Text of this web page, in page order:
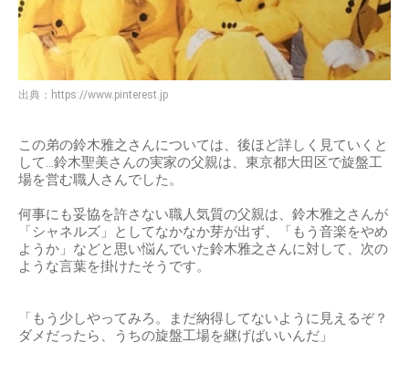
出典： https://www.pinterest.jp
この弟の鈴木雅之さんについては、後ほど詳しく見ていくと
して…鈴木聖美さんの実家の父親は、東京都大田区で旋盤工
場を営む職人さんでした。
何事にも妥協を許さない職人気質の父親は、鈴木雅之さんが
「シャネルズ」としてなかなか芽が出ず、「もう音楽をやめ
ようか」などと思い悩んでいた鈴木雅之さんに対して、次の
ような言葉を掛けたそうです。
「もう少しやってみろ。まだ納得してないように見えるぞ？
ダメだったら、うちの旋盤工場を継げばいいんだ」